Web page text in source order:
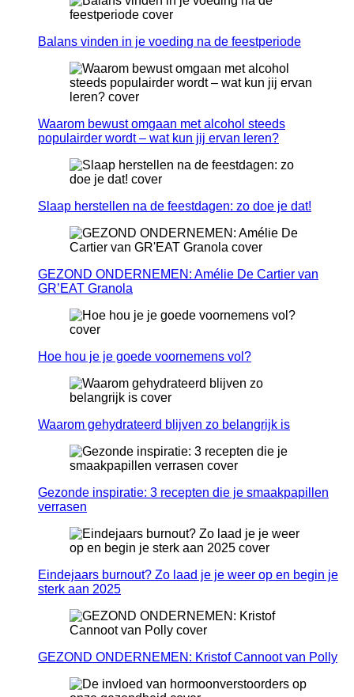
Balans vinden in je voeding na de feestperiode
Waarom bewust omgaan met alcohol steeds
populairder wordt – wat kun jij ervan leren?
Slaap herstellen na de feestdagen: zo doe je dat!
GEZOND ONDERNEMEN: Amélie De Cartier van
GR’EAT Granola
Hoe hou je je goede voornemens vol?
Waarom gehydrateerd blijven zo belangrijk is
Gezonde inspiratie: 3 recepten die je smaakpapillen
verrasen
Eindejaars burnout? Zo laad je je weer op en begin je
sterk aan 2025
GEZOND ONDERNEMEN: Kristof Cannoot van Polly